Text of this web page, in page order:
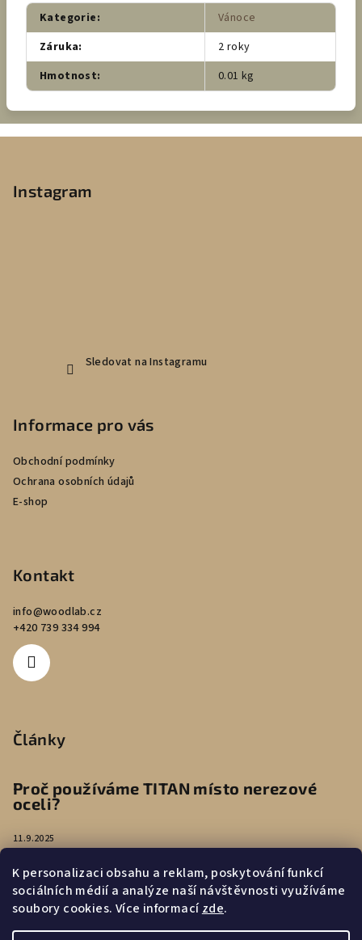
K personalizaci obsahu a reklam, poskytování funkcí
sociálních médií a analýze naší návštěvnosti využíváme
soubory cookies. Více informacízde.
Kategorie:
Vánoce
Záruka:
2 roky
Hmotnost: 0.01 kg
Instagram
Sledovat na Instagramu
Informace pro vás
Obchodní podmínky
Ochrana osobních údajů
E-shop
Kontakt
info@woodlab.cz
+420 739 334 994
Články
Proč používáme TITAN místo nerezové
oceli?
11.9.2025
Péče o náušnice